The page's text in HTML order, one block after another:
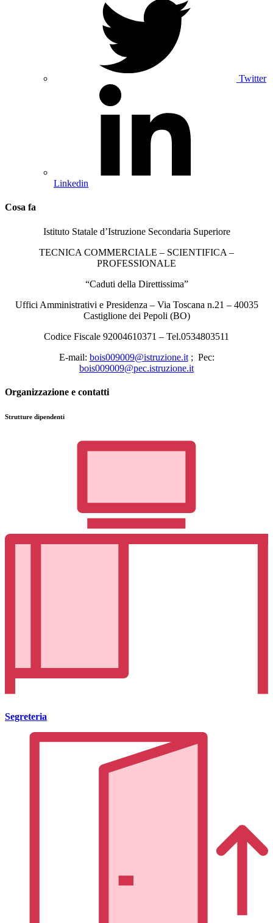
Twitter
Linkedin
Cosa fa
Istituto Statale d’Istruzione Secondaria Superiore
TECNICA COMMERCIALE – SCIENTIFICA –
PROFESSIONALE
“Caduti della Direttissima”
Uffici Amministrativi e Presidenza – Via Toscana n.21 – 40035
Castiglione dei Pepoli (BO)
Codice Fiscale 92004610371 – Tel.0534803511
E-mail: bois009009@istruzione.it; Pec:
bois009009@pec.istruzione.it
Organizzazione e contatti
Strutture dipendenti
Segreteria